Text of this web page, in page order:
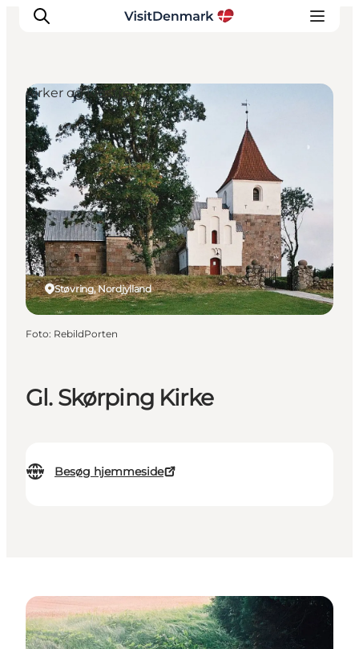
Inspiration
Destinationer
Oplevelser
Overnatning
Planlæg ferien
Gl. Skørping Kirke
Besøg hjemmeside
Støvring, Nordjylland
Kirker og klostre
Foto: RebildPorten